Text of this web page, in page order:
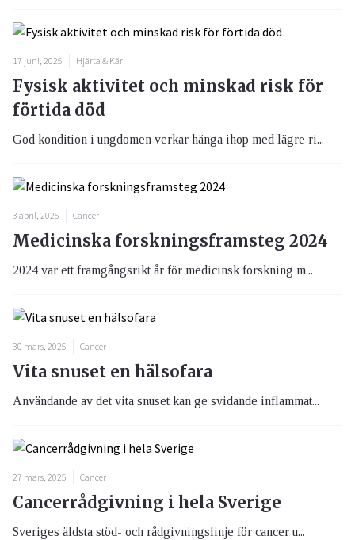
17 juni, 2025 Hjärta & Kärl
Fysisk aktivitet och minskad risk för
förtida död
God kondition i ungdomen verkar hänga ihop med lägre ri...
3 april, 2025 Cancer
Medicinska forskningsframsteg 2024
2024 var ett framgångsrikt år för medicinsk forskning m...
30 mars, 2025 Cancer
Vita snuset en hälsofara
Användande av det vita snuset kan ge svidande inflammat...
27 mars, 2025 Cancer
Cancerrådgivning i hela Sverige
Sveriges äldsta stöd- och rådgivningslinje för cancer u...